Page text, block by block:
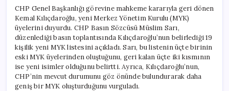
ve
Görevleri
için
CHP Genel Başkanlığı görevine mahkeme kararıyla geri dönen
Kemal Kılıçdaroğlu, yeni Merkez Yönetim Kurulu (MYK)
üyelerini duyurdu. CHP Basın Sözcüsü Müslim Sarı,
düzenlediği basın toplantısında Kılıçdaroğlu’nun belirlediği 19
kişilik yeni MYK listesini açıkladı. Sarı, bu listenin üçte birinin
eski MYK üyelerinden oluştuğunu, geri kalan üçte iki kısmının
ise yeni isimler olduğunu belirtti. Ayrıca, Kılıçdaroğlu’nun,
CHP’nin mevcut durumunu göz önünde bulundurarak daha
geniş bir MYK oluşturduğunu vurguladı.